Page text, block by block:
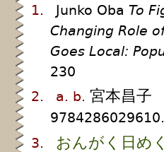
1. Junko Oba To
Changing Role
Goes Local:
230
2.
a. b. 宮本昌子
3.
おんがく日め